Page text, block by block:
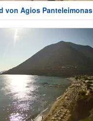
von Agios Panteleimonas